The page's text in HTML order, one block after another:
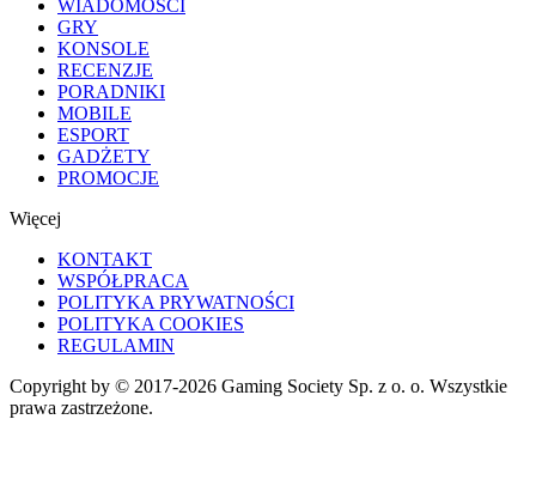
WIADOMOŚCI
GRY
KONSOLE
RECENZJE
PORADNIKI
MOBILE
ESPORT
GADŻETY
PROMOCJE
Więcej
KONTAKT
WSPÓŁPRACA
POLITYKA PRYWATNOŚCI
POLITYKA COOKIES
REGULAMIN
Copyright by © 2017-2026 Gaming Society Sp. z o. o. Wszystkie
prawa zastrzeżone.